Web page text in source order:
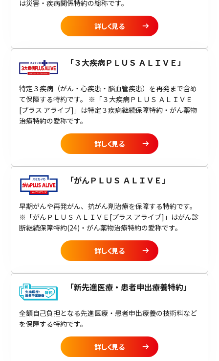
は災害・疾病関係特約の総称です。
詳しく見る
「３大疾病ＰＬＵＳ ＡＬＩＶＥ」
特定３疾病（がん・心疾患・脳血管疾患）を再発まで含め
て保障する特約です。 ※「３大疾病ＰＬＵＳ ＡＬＩＶＥ
[プラス アライブ]」は特定３疾病継続保障特約・がん薬物
治療特約の愛称です。
詳しく見る
「がんＰＬＵＳ ＡＬＩＶＥ」
早期がんや再発がん、抗がん剤治療を保障する特約です。
※「がんＰＬＵＳ ＡＬＩＶＥ[プラス アライブ]」はがん診
断継続保障特約(24)・がん薬物治療特約の愛称です。
詳しく見る
「新先進医療・患者申出療養特約」
全額自己負担となる先進医療・患者申出療養の技術料など
を保障する特約です。
詳しく見る